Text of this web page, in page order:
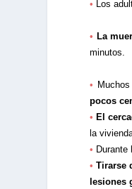
• Los
• La
minutos.
•
pocos
• El
la
• Durante
•Tirarse
lesiones